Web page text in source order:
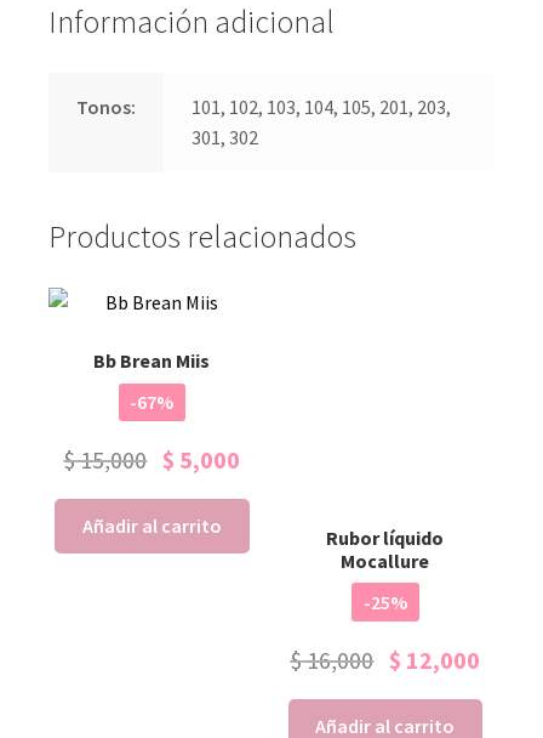
Información adicional
Tonos:
101, 102, 103, 104, 105, 201, 203,
301, 302
Productos relacionados
Bb Brean Miis
-67%
$15,000 $ 5,000
Añadir al carrito
Rubor líquido
Mocallure
-25%
$16,000 $ 12,000
Añadir al carrito